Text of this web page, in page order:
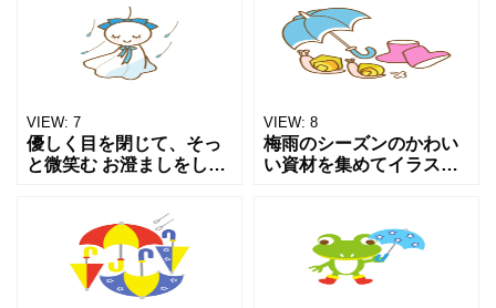
す。 傘をさせるのが嬉し
くて、赤い傘に黄色の長
靴を履いて あじさいの花
型で余白を多めにしてあ
るのでグリーティングカ
ードやお知らせなどに便
VIEW: 7
優しく目を閉じて、そっ
と微笑む お澄ましをした
元のブルーのリボンが涼
し気で印象的です。 優し
い雨に打たれつつ、明日
VIEW: 8
梅雨のシーズンのかわい
い資材を集めてイラスト
かわいい長靴 ２匹の親子
のカタツムリがゆったり
と移動する様子です。 カ